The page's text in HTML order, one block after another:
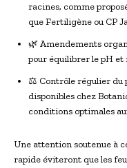
racines, comme
que Fertiligène ou CP
🌿 Amendements
pour équilibrer le pH
⚖️ Contrôle régulier du
disponibles chez
conditions optimales
Une attention soutenue à
rapide éviteront que les